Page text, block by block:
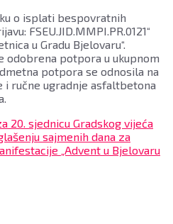
o isplati bespovratnih
FSEU.JID.MMPI.PR.0121“
u Gradu Bjelovaru“.
odobrena potpora u ukupnom
potpora se odnosila na
i ručne ugradnje asfaltbetona
20. sjednicu Gradskog vijeća
sajmenih dana za
„Advent u Bjelovaru